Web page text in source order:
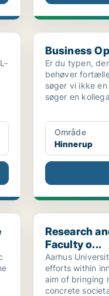
Business
Business
Er du typen,
behøver
søger vi ikke
søger en
Område
Hinnerup
Research and
Research
Faculty o...
Aarhus
efforts within
aim of bringing
concrete